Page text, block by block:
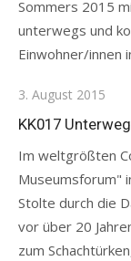
Sommers 2015
unterwegs und
Einwohner/innen
Posted
on
3. August 2015
KK017
Im weltgrößten
Museumsforum"
Stolte durch die
vor über 20
zum